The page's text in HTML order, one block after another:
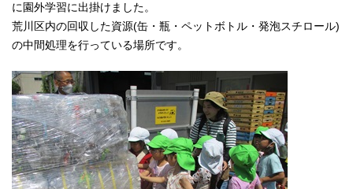
に園外学習に出掛けました。
荒川区内の回収した資源(缶・瓶・ペットボトル・発泡スチロール)
の中間処理を行っている場所です。